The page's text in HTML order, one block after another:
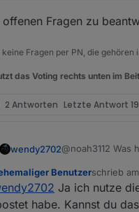
offenen Fragen zu
keine Fragen per PN, die gehören
das Voting rechts unten im
2 Antworten Letzte Antwort
wendy2702@noah3112 Was
Benutzt du
Mal einen
Benutzerschrieb am
zuletzt
Ja ich nutze
habe. Kannst du